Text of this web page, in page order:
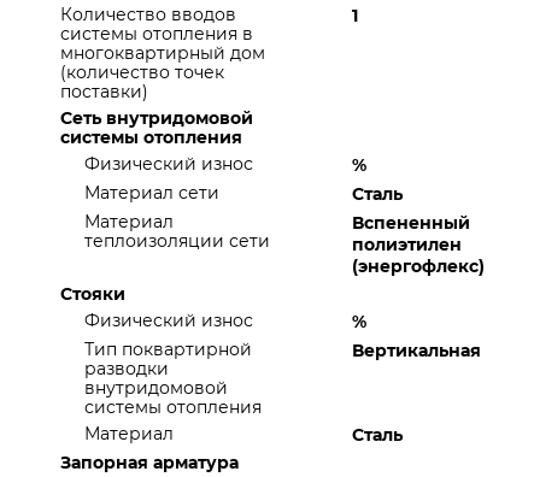
Количество вводов
системы отопления в
многоквартирный дом
(количество точек
поставки)
1
Сеть внутридомовой
системы отопления
Физический износ
%
Материал сети
Сталь
Материал
теплоизоляции сети
Вспененный
полиэтилен
(энергофлекс)
Стояки
Физический износ
%
Тип поквартирной
разводки
внутридомовой
системы отопления
Вертикальная
Материал
Сталь
Запорная арматура